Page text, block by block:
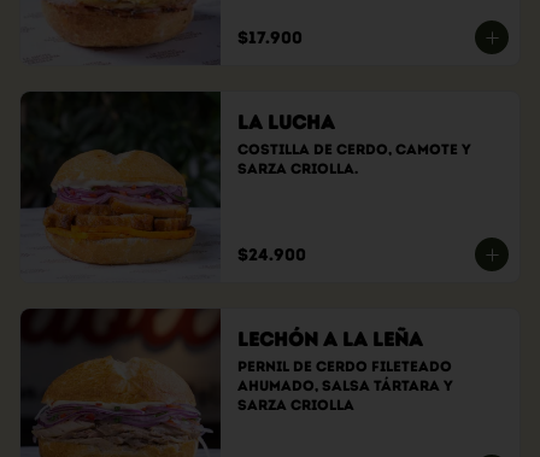
$17.900
La Lucha
Costilla de cerdo, camote y
sarza criolla.
$24.900
Lechón a la Leña
Pernil de cerdo fileteado
ahumado, Salsa tártara y
sarza criolla